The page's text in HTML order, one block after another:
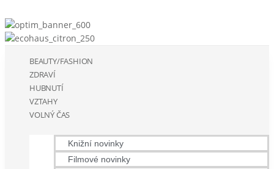
BEAUTY/FASHION
ZDRAVÍ
HUBNUTÍ
VZTAHY
VOLNÝ ČAS
Knižní novinky
Filmové novinky